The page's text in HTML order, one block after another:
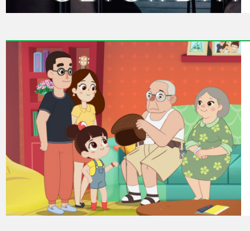
polskie
Komedie
Korea
Południowa
Filmy
oparte
na
faktach
Thrillery
Streaming